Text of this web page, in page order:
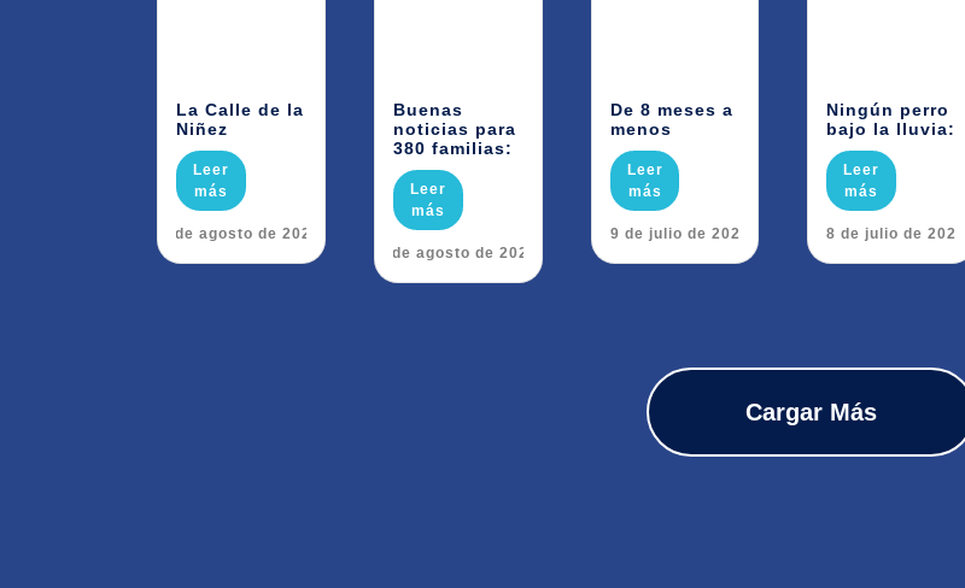
La Calle de la
Niñez
Leer
más
6 de agosto de 2026
Buenas
noticias para
380 familias:
Leer
más
5 de agosto de 2026
De 8 meses a
menos
Leer
más
29 de julio de 2026
Ningún perro
bajo la lluvia:
Leer
más
28 de julio de 2026
Cargar Más